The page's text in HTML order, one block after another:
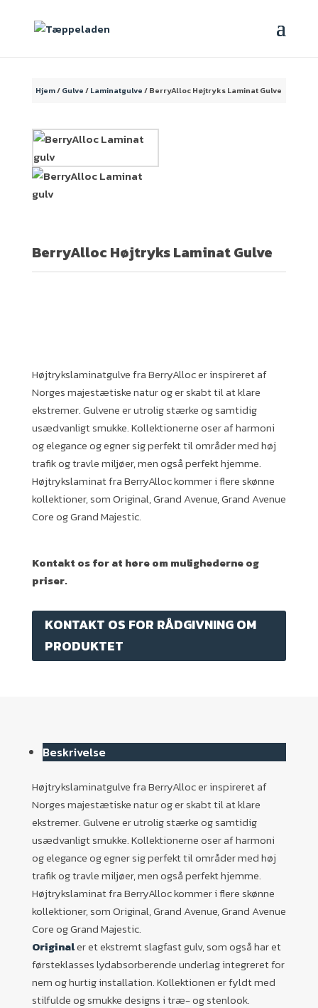
Hjem/Gulve/Laminatgulve/ BerryAlloc Højtryks Laminat Gulve
BerryAlloc Højtryks Laminat Gulve
Højtrykslaminatgulve fra BerryAlloc er inspireret af
Norges majestætiske natur og er skabt til at klare
ekstremer. Gulvene er utrolig stærke og samtidig
usædvanligt smukke. Kollektionerne oser af harmoni
og elegance og egner sig perfekt til områder med høj
trafik og travle miljøer, men også perfekt hjemme.
Højtrykslaminat fra BerryAlloc kommer i flere skønne
kollektioner, som Original, Grand Avenue, Grand Avenue
Core og Grand Majestic.
Kontakt os for at høre om mulighederne og
priser.
KONTAKT OS FOR RÅDGIVNING OM
PRODUKTET
Beskrivelse
Højtrykslaminatgulve fra BerryAlloc er inspireret af
Norges majestætiske natur og er skabt til at klare
ekstremer. Gulvene er utrolig stærke og samtidig
usædvanligt smukke. Kollektionerne oser af harmoni
og elegance og egner sig perfekt til områder med høj
trafik og travle miljøer, men også perfekt hjemme.
Højtrykslaminat fra BerryAlloc kommer i flere skønne
kollektioner, som Original, Grand Avenue, Grand Avenue
Core og Grand Majestic.
Originaler et ekstremt slagfast gulv, som også har et
førsteklasses lydabsorberende underlag integreret for
nem og hurtig installation. Kollektionen er fyldt med
stilfulde og smukke designs i træ- og stenlook.